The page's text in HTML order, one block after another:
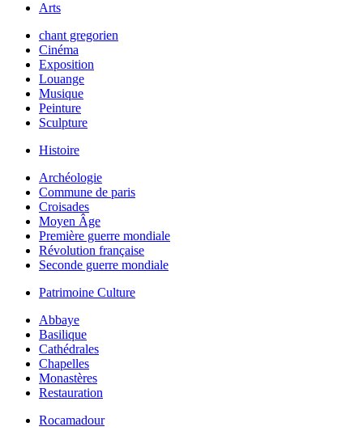
Arts
chant gregorien
Cinéma
Exposition
Louange
Musique
Peinture
Sculpture
Histoire
Archéologie
Commune de paris
Croisades
Moyen Âge
Première guerre mondiale
Révolution française
Seconde guerre mondiale
Patrimoine Culture
Abbaye
Basilique
Cathédrales
Chapelles
Monastères
Restauration
Rocamadour